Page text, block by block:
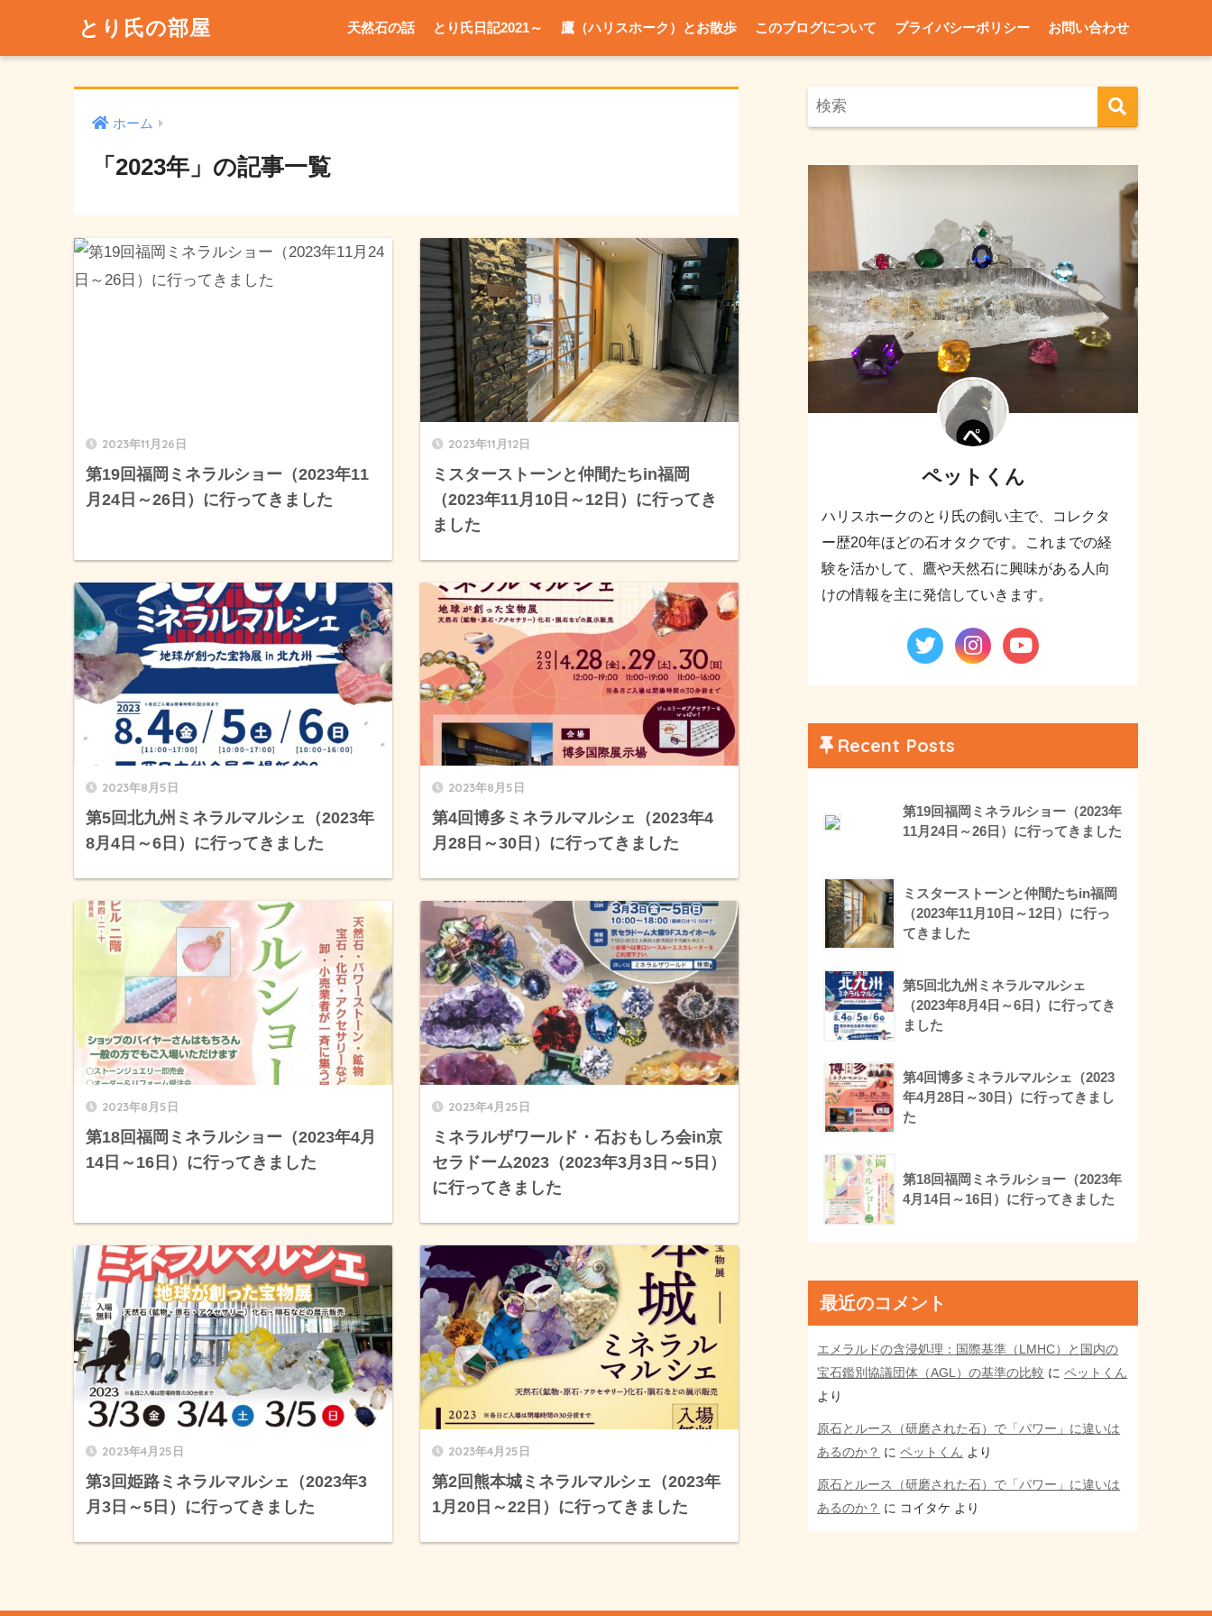
とり氏の部屋 天然石の話 とり氏日記2021～ 鷹（ハリスホーク）とお散歩 このブログについて プライバシーポリシー お問い合わせ
ホーム
「2023年」の記事一覧
2023年11月26日
第19回福岡ミネラルショー（2023年11
月24日～26日）に行ってきました
2023年11月12日
ミスターストーンと仲間たちin福岡
（2023年11月10日～12日）に行ってき
ました
2023年8月5日
第5回北九州ミネラルマルシェ（2023年
8月4日～6日）に行ってきました
2023年8月5日
第4回博多ミネラルマルシェ（2023年4
月28日～30日）に行ってきました
2023年8月5日
第18回福岡ミネラルショー（2023年4月
14日～16日）に行ってきました
2023年4月25日
ミネラルザワールド・石おもしろ会in京
セラドーム2023（2023年3月3日～5日）
に行ってきました
2023年4月25日
第3回姫路ミネラルマルシェ（2023年3
月3日～5日）に行ってきました
2023年4月25日
第2回熊本城ミネラルマルシェ（2023年
1月20日～22日）に行ってきました
ペットくん
ハリスホークのとり氏の飼い主で、コレクタ
ー歴20年ほどの石オタクです。これまでの経
験を活かして、鷹や天然石に興味がある人向
けの情報を主に発信していきます。
Recent Posts
第19回福岡ミネラルショー（2023年
11月24日～26日）に行ってきました
ミスターストーンと仲間たちin福岡
（2023年11月10日～12日）に行っ
てきました
第5回北九州ミネラルマルシェ
（2023年8月4日～6日）に行ってき
ました
第4回博多ミネラルマルシェ（2023
年4月28日～30日）に行ってきまし
た
第18回福岡ミネラルショー（2023年
4月14日～16日）に行ってきました
最近のコメント
エメラルドの含浸処理：国際基準（LMHC）と国内の
宝石鑑別協議団体（AGL）の基準の比較 にペットくん
より
原石とルース（研磨された石）で「パワー」に違いは
あるのか？ にペットくん より
原石とルース（研磨された石）で「パワー」に違いは
あるのか？ に コイタケ より